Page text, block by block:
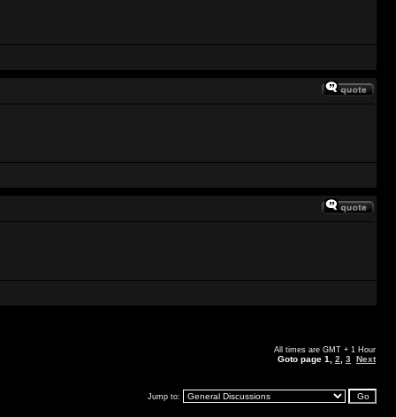
All times are GMT + 1 Hour
Goto page 1 2 3 Next
Jump to: